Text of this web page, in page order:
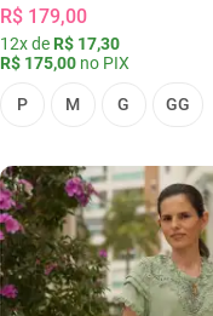
R$ 179,00
12x de R$ 17,30
R$ 175,00no PIX
P M G GG